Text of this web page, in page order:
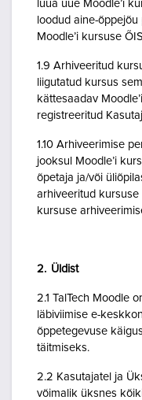
luua uue Moodle’i
loodud aine-
Moodle’i kursuse
1.9 Arhiveeritud
liigutatud kursus
kättesaadav
registreeritud
1.10 Arhiveerimise
jooksul Moodle’i
õpetaja ja/või
arhiveeritud
kursuse
2. Üldist
2.1 TalTech Moodle
läbiviimise e-
õppetegevuse
täitmiseks.
2.2 Kasutajatel ja
võimalik üksnes